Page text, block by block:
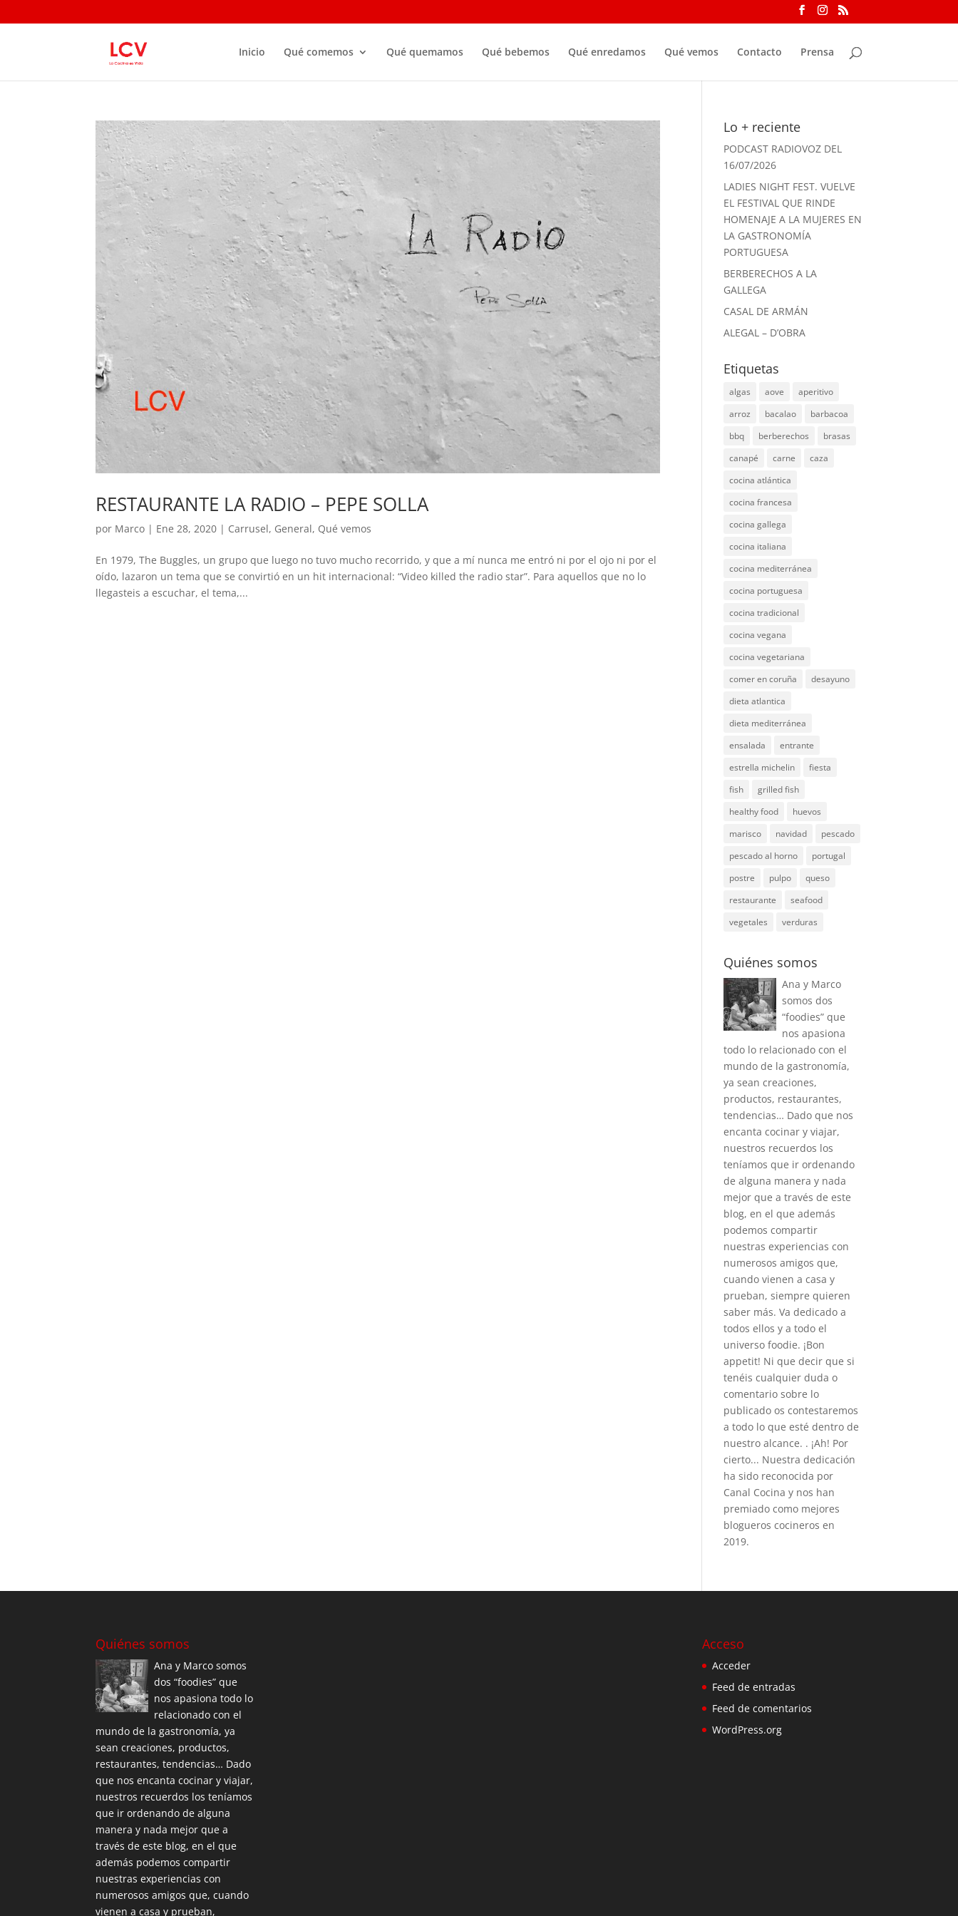
Inicio Qué comemos Qué quemamos Qué bebemos Qué enredamos Qué vemos Contacto Prensa
RESTAURANTE LA RADIO – PEPE SOLLA
por Marco | Ene 28, 2020 | Carrusel, General, Qué vemos
En 1979, The Buggles, un grupo que luego no tuvo mucho recorrido, y que a mí nunca me entró ni por el ojo ni por el
oído, lazaron un tema que se convirtió en un hit internacional: “Video killed the radio star”. Para aquellos que no lo
llegasteis a escuchar, el tema,...
Lo + reciente
PODCAST RADIOVOZ DEL
16/07/2026
LADIES NIGHT FEST. VUELVE
EL FESTIVAL QUE RINDE
HOMENAJE A LA MUJERES EN
LA GASTRONOMÍA
PORTUGUESA
BERBERECHOS A LA
GALLEGA
CASAL DE ARMÁN
ALEGAL – D’OBRA
Etiquetas
algas aove
aperitivo
arroz
bacalao
barbacoa
bbq
berberechos
brasas
canapé
carne
caza
cocina atlántica
cocina francesa
cocina gallega
cocina italiana
cocina mediterránea
cocina portuguesa
cocina tradicional
cocina vegana
cocina vegetariana
comer en coruña
desayuno
dieta atlantica
dieta mediterránea
ensalada
entrante
estrella michelin
fiesta
fish
grilled fish
healthy food
huevos
marisco
navidad
pescado
pescado al horno
portugal
postre
pulpo
queso
restaurante
seafood
vegetales
verduras
Quiénes somos
Ana y Marco
somos dos
“foodies” que
nos apasiona
todo lo relacionado con el
mundo de la gastronomía,
ya sean creaciones,
productos, restaurantes,
tendencias… Dado que nos
encanta cocinar y viajar,
nuestros recuerdos los
teníamos que ir ordenando
de alguna manera y nada
mejor que a través de este
blog, en el que además
podemos compartir
nuestras experiencias con
numerosos amigos que,
cuando vienen a casa y
prueban, siempre quieren
saber más. Va dedicado a
todos ellos y a todo el
universo foodie. ¡Bon
appetit! Ni que decir que si
tenéis cualquier duda o
comentario sobre lo
publicado os contestaremos
a todo lo que esté dentro de
nuestro alcance. . ¡Ah! Por
cierto... Nuestra dedicación
ha sido reconocida por
Canal Cocina y nos han
premiado como mejores
blogueros cocineros en
2019.
Quiénes somos
Ana y Marco somos
dos “foodies” que
nos apasiona todo lo
relacionado con el
mundo de la gastronomía, ya
sean creaciones, productos,
restaurantes, tendencias… Dado
que nos encanta cocinar y viajar,
nuestros recuerdos los teníamos
que ir ordenando de alguna
manera y nada mejor que a
través de este blog, en el que
además podemos compartir
nuestras experiencias con
numerosos amigos que, cuando
vienen a casa y prueban,
Acceso
Acceder
Feed de entradas
Feed de comentarios
WordPress.org